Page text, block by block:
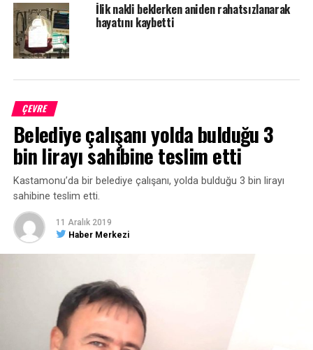
İlik nakli beklerken aniden rahatsızlanarak
hayatını kaybetti
ÇEVRE
Belediye çalışanı yolda bulduğu 3
bin lirayı sahibine teslim etti
Kastamonu’da bir belediye çalışanı, yolda bulduğu 3 bin lirayı
sahibine teslim etti.
11 Aralık 2019
Haber Merkezi